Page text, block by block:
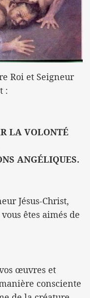
Roi et Seigneur
:
LA VOLONTÉ
ANGÉLIQUES.
Jésus-Christ,
êtes aimés de
œuvres et
consciente